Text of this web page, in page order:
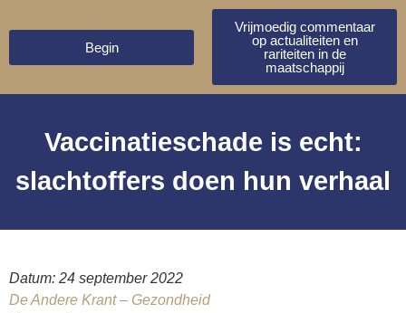
Begin
Vrijmoedig commentaar
op actualiteiten en
rariteiten in de
maatschappij
Vaccinatieschade is echt:
slachtoffers doen hun verhaal
Datum: 24 september 2022
De Andere Krant – Gezondheid